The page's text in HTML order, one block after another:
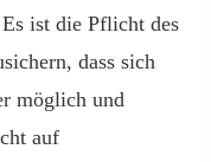
ist die Pflicht des
dass sich
möglich und
auf